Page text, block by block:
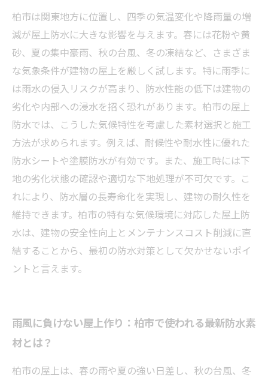
させるポイント
屋上防水材の選び方ガイド：柏市の気候に適し
た素材とは？
防水工事の失敗事例から学ぶ、柏市の屋上トラ
ブル回避法
柏市は関東地方に位置し、四季の気温変化や降雨量の増
減が屋上防水に大きな影響を与えます。春には花粉や黄
砂、夏の集中豪雨、秋の台風、冬の凍結など、さまざま
な気象条件が建物の屋上を厳しく試します。特に雨季に
は雨水の侵入リスクが高まり、防水性能の低下は建物の
劣化や内部への浸水を招く恐れがあります。柏市の屋上
防水では、こうした気候特性を考慮した素材選択と施工
方法が求められます。例えば、耐候性や耐水性に優れた
防水シートや塗膜防水が有効です。また、施工時には下
地の劣化状態の確認や適切な下地処理が不可欠です。こ
れにより、防水層の長寿命化を実現し、建物の耐久性を
維持できます。柏市の特有な気候環境に対応した屋上防
水は、建物の安全性向上とメンテナンスコスト削減に直
結することから、最初の防水対策として欠かせないポイ
ントと言えます。
雨風に負けない屋上作り：柏市で使われる最新防水素
材とは？
柏市の屋上は、春の雨や夏の強い日差し、秋の台風、冬